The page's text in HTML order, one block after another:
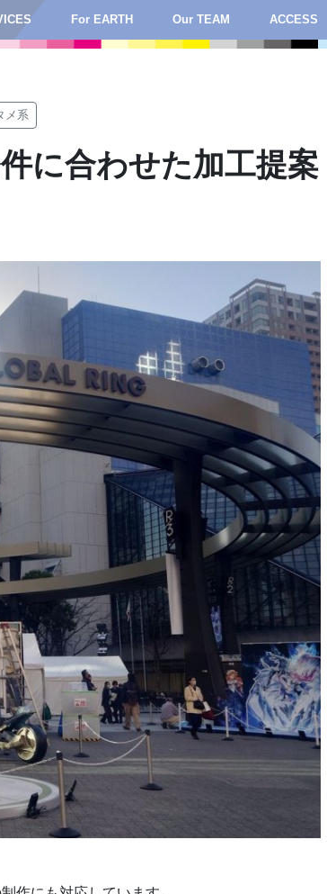
For EARTH Our TEAM ACCESS
メ系
に合わせた加工提案